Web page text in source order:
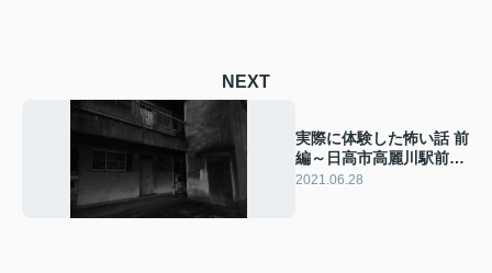
NEXT
実際に体験した怖い話 前
編～日高市高麗川駅前ス
タッフブログ～
2021.06.28